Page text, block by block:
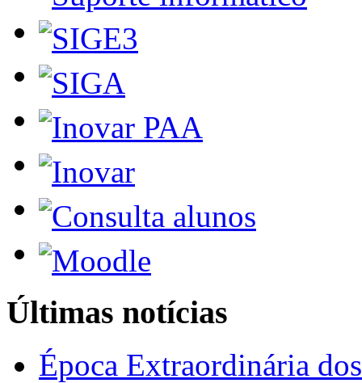
Últimas notícias
Época Extraordinária